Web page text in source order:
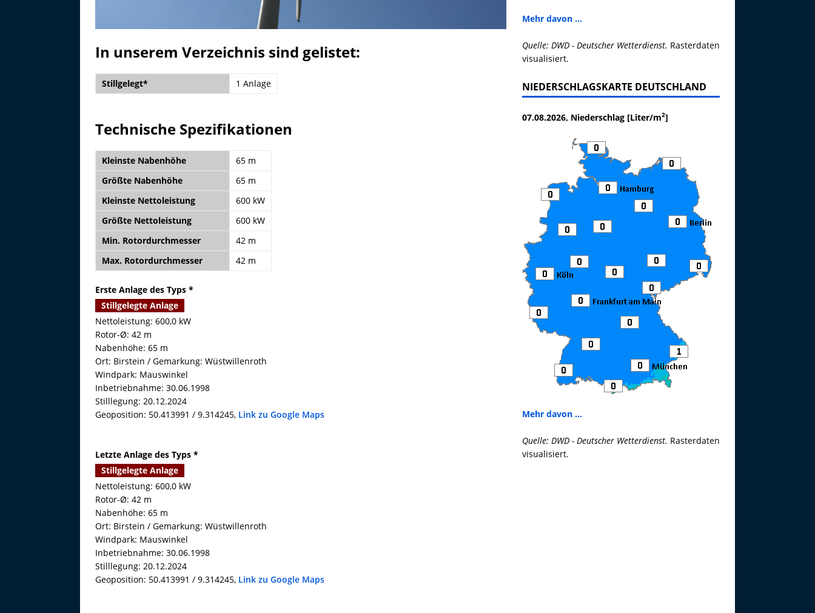
In unserem Verzeichnis sind gelistet:
Stillgelegt* 1 Anlage
Technische Spezifikationen
Kleinste Nabenhöhe
65 m
Größte Nabenhöhe
65 m
Kleinste Nettoleistung
600 kW
Größte Nettoleistung
600 kW
Min. Rotordurchmesser
42 m
Max. Rotordurchmesser
42 m
Erste Anlage des Typs *
Stillgelegte Anlage
Nettoleistung: 600,0 kW
Rotor-Ø: 42 m
Nabenhöhe: 65 m
Ort: Birstein / Gemarkung: Wüstwillenroth
Windpark: Mauswinkel
Inbetriebnahme: 30.06.1998
Stilllegung: 20.12.2024
Geoposition: 50.413991 / 9.314245, Link zu Google Maps
Letzte Anlage des Typs *
Stillgelegte Anlage
Nettoleistung: 600,0 kW
Rotor-Ø: 42 m
Nabenhöhe: 65 m
Ort: Birstein / Gemarkung: Wüstwillenroth
Windpark: Mauswinkel
Inbetriebnahme: 30.06.1998
Stilllegung: 20.12.2024
Geoposition: 50.413991 / 9.314245, Link zu Google Maps
Mehr davon ...
Quelle: DWD - Deutscher Wetterdienst. Rasterdaten
visualisiert.
NIEDERSCHLAGSKARTE DEUTSCHLAND
07.08.2026, Niederschlag [Liter/m2]
Mehr davon ...
Quelle: DWD - Deutscher Wetterdienst. Rasterdaten
visualisiert.